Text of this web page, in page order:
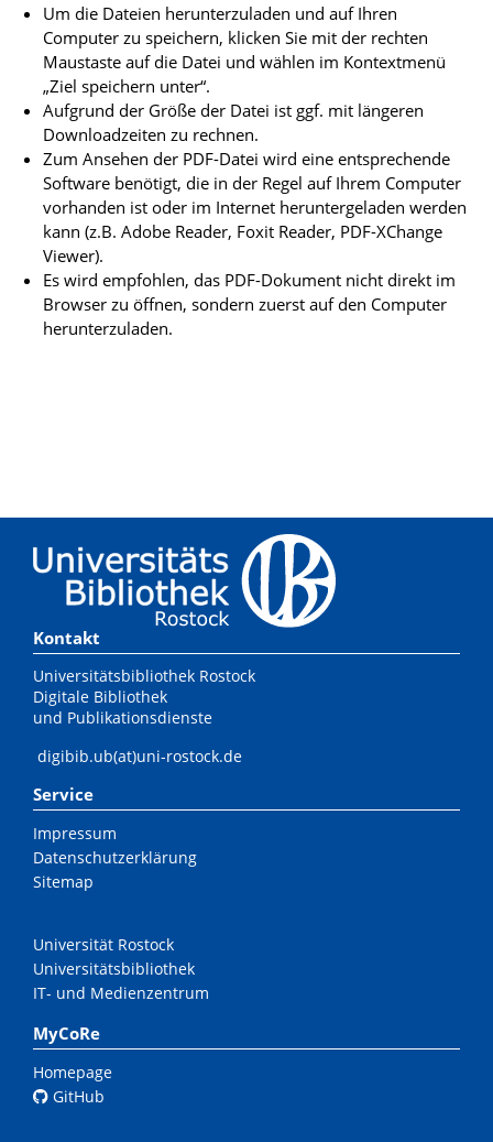
Um die Dateien herunterzuladen und auf Ihren
Computer zu speichern, klicken Sie mit der rechten
Maustaste auf die Datei und wählen im Kontextmenü
„Ziel speichern unter“.
Aufgrund der Größe der Datei ist ggf. mit längeren
Downloadzeiten zu rechnen.
Zum Ansehen der PDF-Datei wird eine entsprechende
Software benötigt, die in der Regel auf Ihrem Computer
vorhanden ist oder im Internet heruntergeladen werden
kann (z.B. Adobe Reader, Foxit Reader, PDF-XChange
Viewer).
Es wird empfohlen, das PDF-Dokument nicht direkt im
Browser zu öffnen, sondern zuerst auf den Computer
herunterzuladen.
Kontakt
Universitätsbibliothek Rostock
Digitale Bibliothek
und Publikationsdienste
digibib.ub(at)uni-rostock.de
Service
Impressum
Datenschutzerklärung
Sitemap
Universität Rostock
Universitätsbibliothek
IT- und Medienzentrum
MyCoRe
Homepage
GitHub